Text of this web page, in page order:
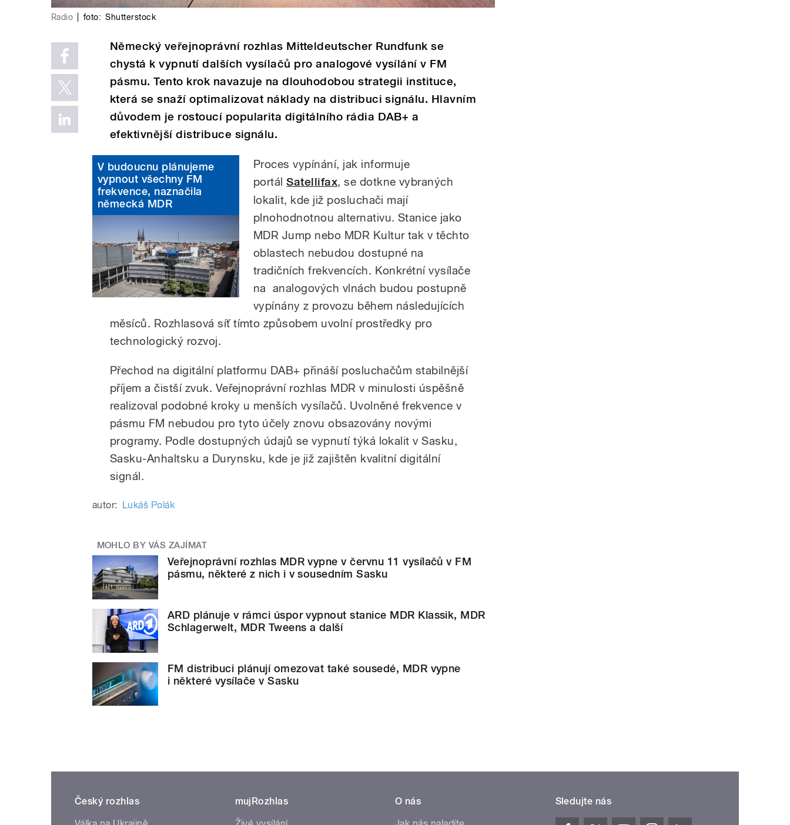
Radio foto: Shutterstock
Německý veřejnoprávní rozhlas Mitteldeutscher Rundfunk se
chystá k vypnutí dalších vysílačů pro analogové vysílání v FM
pásmu. Tento krok navazuje na dlouhodobou strategii instituce,
která se snaží optimalizovat náklady na distribuci signálu. Hlavním
důvodem je rostoucí popularita digitálního rádia DAB+ a
efektivnější distribuce signálu.
V budoucnu plánujeme
vypnout všechny FM
frekvence, naznačila
německá MDR
Proces vypínání, jak informuje
portálSatellifax, se dotkne vybraných
lokalit, kde již posluchači mají
plnohodnotnou alternativu. Stanice jako
MDR Jump nebo MDR Kultur tak v těchto
oblastech nebudou dostupné na
tradičních frekvencích. Konkrétní vysílače
na analogových vlnách budou postupně
vypínány z provozu během následujících
měsíců. Rozhlasová síť tímto způsobem uvolní prostředky pro
technologický rozvoj.
Přechod na digitální platformu DAB+ přináší posluchačům stabilnější
příjem a čistší zvuk. Veřejnoprávní rozhlas MDR v minulosti úspěšně
realizoval podobné kroky u menších vysílačů. Uvolněné frekvence v
pásmu FM nebudou pro tyto účely znovu obsazovány novými
programy. Podle dostupných údajů se vypnutí týká lokalit v Sasku,
Sasku-Anhaltsku a Durynsku, kde je již zajištěn kvalitní digitální
signál.
autor: Lukáš Polák
MOHLO BY VÁS ZAJÍMAT
Veřejnoprávní rozhlas MDR vypne v červnu 11 vysílačů v FM
pásmu, některé z nich i v sousedním Sasku
ARD plánuje v rámci úspor vypnout stanice MDR Klassik, MDR
Schlagerwelt, MDR Tweens a další
FM distribuci plánují omezovat také sousedé, MDR vypne
i některé vysílače v Sasku
Český rozhlas
mujRozhlas
O nás
Sledujte nás